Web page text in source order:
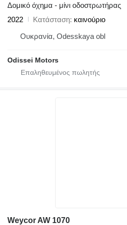
Δομικό όχημα - μίνι οδοστρωτήρας
2022
Κατάσταση καινούριο
Ουκρανία, Odesskaya obl
Odissei Motors
Weycor AW 1070